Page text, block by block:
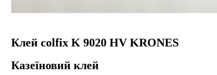
Клей colfix K 9020 HV KRONES
Казеїновий клей